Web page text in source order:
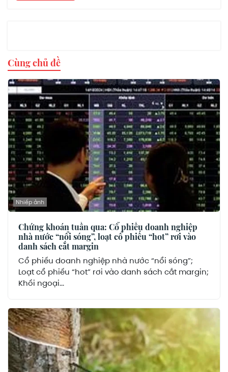
Cùng chủ đề
Nhiếp ảnh
Chứng khoán tuần qua: Cổ phiếu doanh nghiệp
nhà nước “nổi sóng”, loạt cổ phiếu “hot” rơi vào
danh sách cắt margin
Cổ phiếu doanh nghiệp nhà nước “nổi sóng”;
Loạt cổ phiếu “hot” rơi vào danh sách cắt margin;
Khối ngoại...